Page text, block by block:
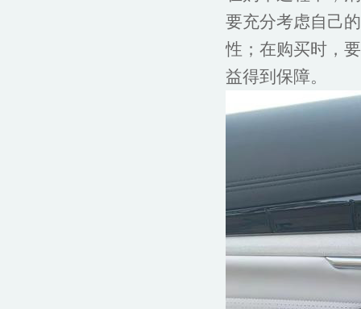
要充分考虑自己
性；在购买时，
益得到保障。